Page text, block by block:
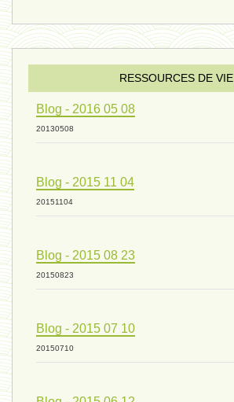
sexualité 06 - 9 octobre 2024
ressources de vie 04 - 26
mode de production industriel 01 -
RESSOURCES DE VIE
Blog - 2016 05 08
20130508
Blog - 2015 11 04
20151104
Blog - 2015 08 23
20150823
Blog - 2015 07 10
20150710